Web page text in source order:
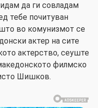
да ги совладам
тебе почитуван
во комунизмот се
актер на сите
актерство, сеуште
филмско
Шишков.